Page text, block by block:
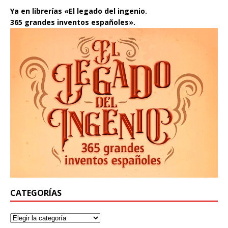
Ya en librerías «El legado del ingenio.
365 grandes inventos españoles».
CATEGORÍAS